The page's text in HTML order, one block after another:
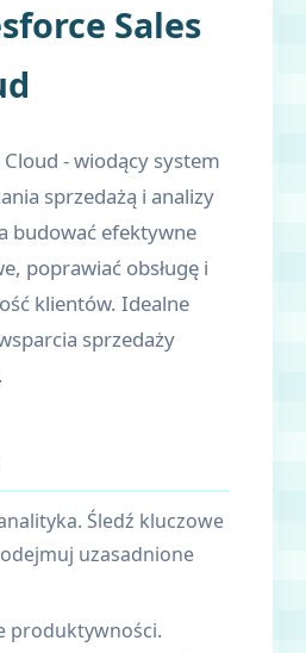
Sales
Cloud - wiodący system
sprzedażą i analizy
budować efektywne
poprawiać obsługę i
klientów. Idealne
sprzedaży
Śledź kluczowe
uzasadnione
produktywności.